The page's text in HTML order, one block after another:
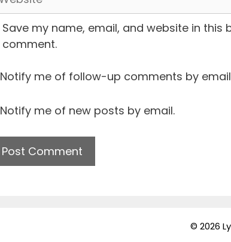
Save my name, email, and website in this
comment.
Notify me of follow-up comments by
Notify me of new posts by email.
© 2026